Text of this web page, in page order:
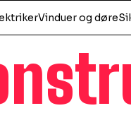
Vinduer og døre